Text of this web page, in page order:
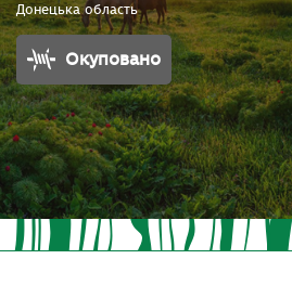
Донецька область
Окуповано